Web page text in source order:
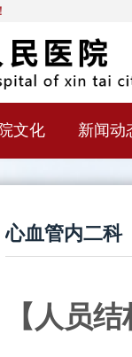
文化 新闻动
心血管内二科
【人员